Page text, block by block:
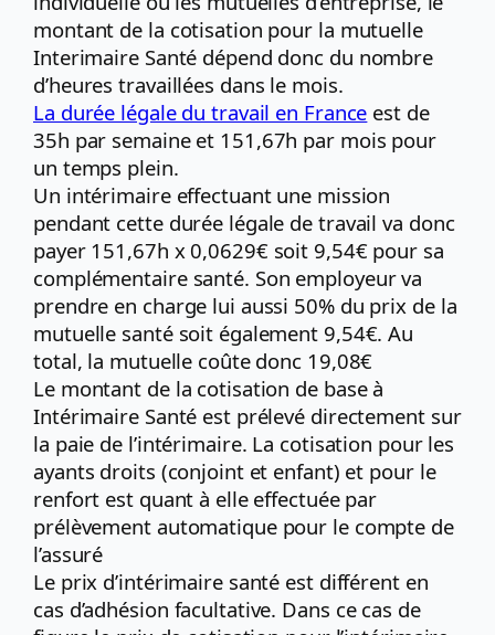
montant de la cotisation pour la mutuelle
Interimaire Santé dépend donc du nombre
d’heures travaillées dans le mois.
La durée légale du travail en France est de
35h par semaine et 151,67h par mois pour
un temps plein.
Un intérimaire effectuant une mission
pendant cette durée légale de travail va donc
payer 151,67h x 0,0629€ soit 9,54€ pour sa
complémentaire santé. Son employeur va
prendre en charge lui aussi 50% du prix de la
mutuelle santé soit également 9,54€. Au
total, la mutuelle coûte donc 19,08€
Le montant de la cotisation de base à
Intérimaire Santé est prélevé directement sur
la paie de l’intérimaire. La cotisation pour les
ayants droits (conjoint et enfant) et pour le
renfort est quant à elle effectuée par
prélèvement automatique pour le compte de
l’assuré
Le prix d’intérimaire santé est différent en
cas d’adhésion facultative. Dans ce cas de